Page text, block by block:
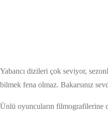
Yabancı dizileri çok seviyor,
bilmek fena olmaz. Bakarsınız
Ünlü oyuncuların filmografilerine